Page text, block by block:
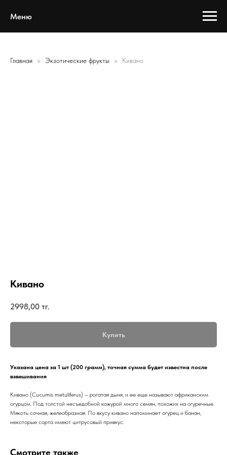
Меню
Главная Экзотические фрукты Кивано
Кивано
2998,00 тг.
Купить
Указана цена за 1 шт (200 грамм), точная сумма будет известна после
взвешивания
Кивано (Cucumis metuliferus) – рогатая дыня, и ее еще называют африканским
огурцом. Под толстой несъедобной кожурой много семян, похожих на огуречные.
Мякоть сочная, желеобразная. По вкусу кивано напоминает огурец и банан,
некоторые сорта имеют цитрусовый привкус.
Смотрите также